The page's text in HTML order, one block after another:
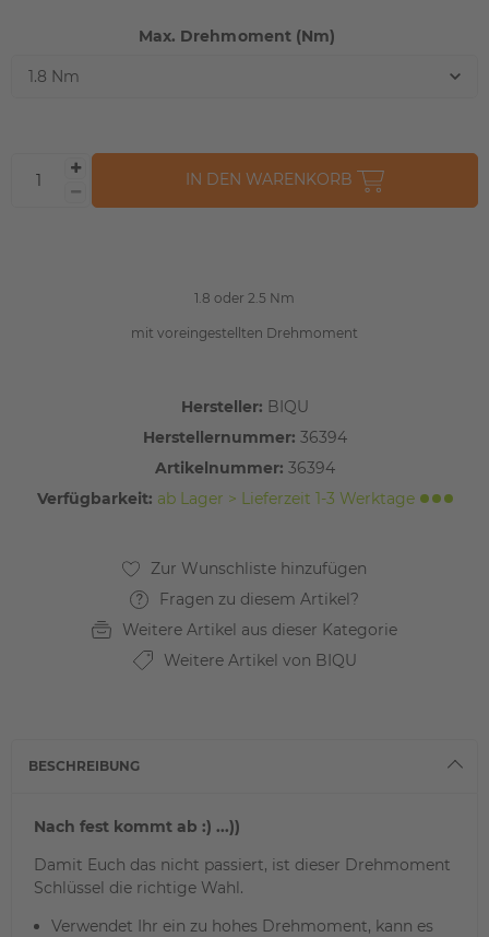
1.8 oder 2.5 Nm
mit voreingestellten Drehmoment
Hersteller: BIQU
Herstellernummer: 36394
Artikelnummer: 36394
Verfügbarkeit: ab Lager > Lieferzeit 1-3 Werktage
Fragen zu diesem Artikel?
Weitere Artikel aus dieser Kategorie
Weitere Artikel von BIQU
Max. Drehmoment (Nm)
IN DEN WARENKORB
BESCHREIBUNG
Nach fest kommt ab :) ...))
Damit Euch das nicht passiert, ist dieser Drehmoment
Schlüssel die richtige Wahl.
Verwendet Ihr ein zu hohes Drehmoment, kann es